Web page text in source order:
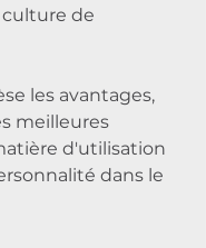
de
les avantages,
meilleures
d'utilisation
dans le